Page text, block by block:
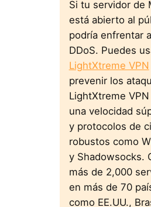
Si tu servidor de
está abierto al
podría enfrentar
DDoS. Puedes
LightXtreme VPN
prevenir los
LightXtreme
una velocidad
y protocolos de
robustos como
y Shadowsocks.
más de 2,000
en más de 70
como EE.UU.,